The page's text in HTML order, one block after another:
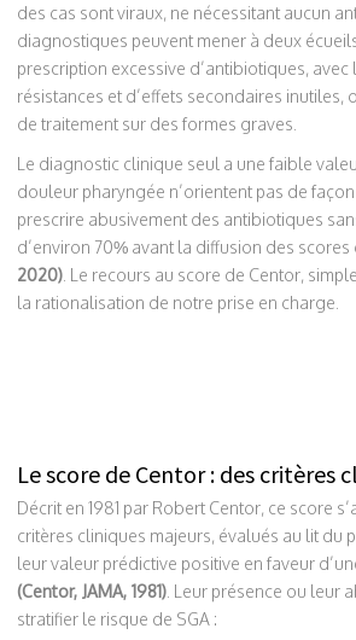
des cas sont viraux, ne nécessitant aucun
diagnostiques peuvent mener à deux
prescription excessive d’antibiotiques, avec
résistances et d’effets secondaires inutiles,
de traitement sur des formes graves.
Le diagnostic clinique seul a une faible
douleur pharyngée n’orientent pas de
prescrire abusivement des antibiotiques
d’environ 70% avant la diffusion des scores
2020) . Le recours au score de Centor,
la rationalisation de notre prise en charge.
Le score de Centor : des critères
Décrit en 1981 par Robert Centor, ce score
critères cliniques majeurs, évalués au lit du
leur valeur prédictive positive en faveur
(Centor, JAMA, 1981) . Leur présence ou leur
stratifier le risque de SGA :